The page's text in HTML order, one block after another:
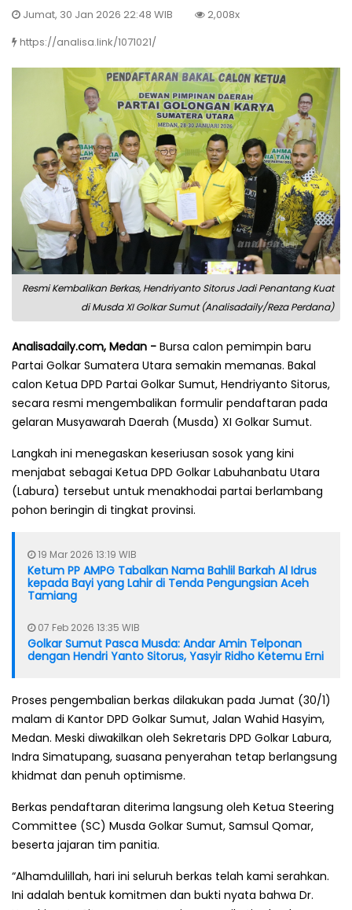
Jumat, 30 Jan 2026 22:48 WIB
2,008x
https://analisa.link/1071021/
Resmi Kembalikan Berkas, Hendriyanto Sitorus Jadi Penantang Kuat
di Musda XI Golkar Sumut (Analisadaily/Reza Perdana)
Analisadaily.com, Medan - Bursa calon pemimpin baru
Partai Golkar Sumatera Utara semakin memanas. Bakal
calon Ketua DPD Partai Golkar Sumut, Hendriyanto Sitorus,
secara resmi mengembalikan formulir pendaftaran pada
gelaran Musyawarah Daerah (Musda) XI Golkar Sumut.
Langkah ini menegaskan keseriusan sosok yang kini
menjabat sebagai Ketua DPD Golkar Labuhanbatu Utara
(Labura) tersebut untuk menakhodai partai berlambang
pohon beringin di tingkat provinsi.
19 Mar 2026 13:19 WIB
Ketum PP AMPG Tabalkan Nama Bahlil Barkah Al Idrus
kepada Bayi yang Lahir di Tenda Pengungsian Aceh
Tamiang
07 Feb 2026 13:35 WIB
Golkar Sumut Pasca Musda: Andar Amin Telponan
dengan Hendri Yanto Sitorus, Yasyir Ridho Ketemu Erni
Proses pengembalian berkas dilakukan pada Jumat (30/1)
malam di Kantor DPD Golkar Sumut, Jalan Wahid Hasyim,
Medan. Meski diwakilkan oleh Sekretaris DPD Golkar Labura,
Indra Simatupang, suasana penyerahan tetap berlangsung
khidmat dan penuh optimisme.
Berkas pendaftaran diterima langsung oleh Ketua Steering
Committee (SC) Musda Golkar Sumut, Samsul Qomar,
beserta jajaran tim panitia.
“Alhamdulillah, hari ini seluruh berkas telah kami serahkan.
Ini adalah bentuk komitmen dan bukti nyata bahwa Dr.